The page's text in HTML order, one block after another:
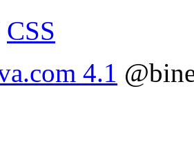
CSS
4.1